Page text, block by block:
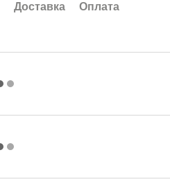
Доставка Оплата